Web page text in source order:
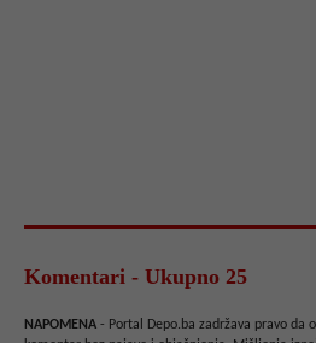
Komentari - Ukupno 25
NAPOMENA - Portal Depo.ba zadržava pravo